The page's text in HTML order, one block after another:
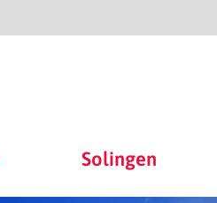
Solingen